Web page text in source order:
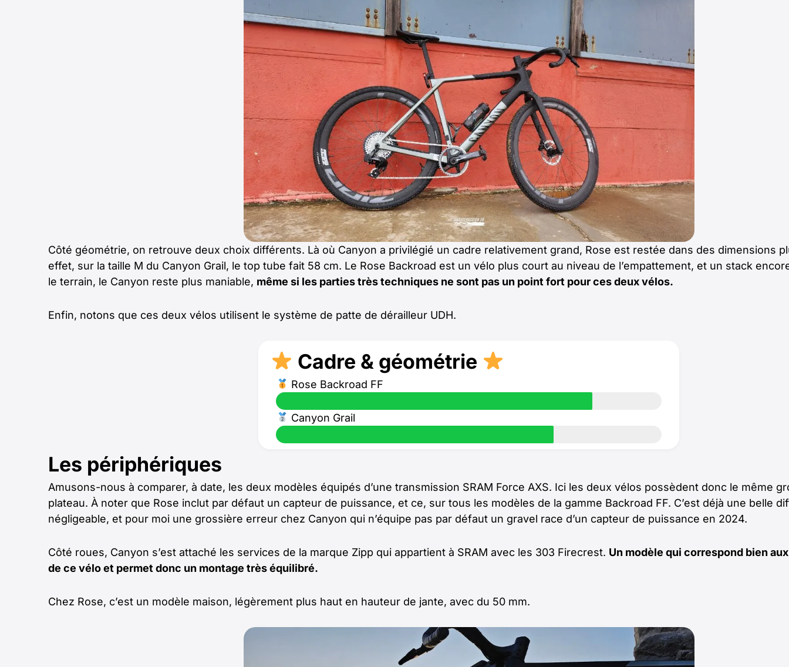
Côté géométrie, on retrouve deux choix différents. Là où Canyon a privilégié un cadre relativement grand, Rose est restée dans des dimensions
effet, sur la taille M du Canyon Grail, le top tube fait 58 cm. Le Rose Backroad est un vélo plus court au niveau de l’empattement, et un stack
le terrain, le Canyon reste plus maniable, même si les parties très techniques ne sont pas un point fort pour ces deux vélos.
Enfin, notons que ces deux vélos utilisent le système de patte de dérailleur UDH.
Cadre & géométrie
Rose Backroad FF
Canyon Grail
Les périphériques
Amusons-nous à comparer, à date, les deux modèles équipés d’une transmission SRAM Force AXS. Ici les deux vélos possèdent donc le même
plateau. À noter que Rose inclut par défaut un capteur de puissance, et ce, sur tous les modèles de la gamme Backroad FF. C’est déjà une belle
négligeable, et pour moi une grossière erreur chez Canyon qui n’équipe pas par défaut un gravel race d’un capteur de puissance en 2024.
Côté roues, Canyon s’est attaché les services de la marque Zipp qui appartient à SRAM avec les 303 Firecrest. Un modèle qui correspond bien
de ce vélo et permet donc un montage très équilibré.
Chez Rose, c’est un modèle maison, légèrement plus haut en hauteur de jante, avec du 50 mm.